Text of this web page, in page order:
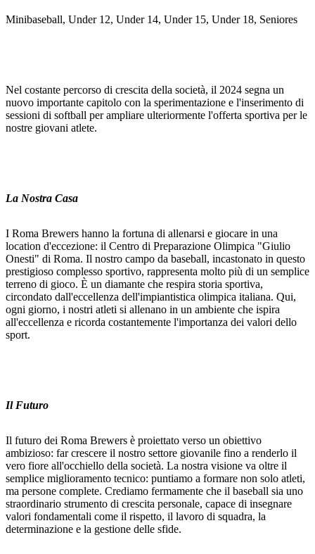
Minibaseball, Under 12, Under 14, Under 15, Under 18, Seniores
Nel costante percorso di crescita della società, il 2024 segna un
nuovo importante capitolo con la sperimentazione e l'inserimento di
sessioni di softball per ampliare ulteriormente l'offerta sportiva per le
nostre giovani atlete.
La Nostra Casa
I Roma Brewers hanno la fortuna di allenarsi e giocare in una
location d'eccezione: il Centro di Preparazione Olimpica "Giulio
Onesti" di Roma. Il nostro campo da baseball, incastonato in questo
prestigioso complesso sportivo, rappresenta molto più di un semplice
terreno di gioco. È un diamante che respira storia sportiva,
circondato dall'eccellenza dell'impiantistica olimpica italiana. Qui,
ogni giorno, i nostri atleti si allenano in un ambiente che ispira
all'eccellenza e ricorda costantemente l'importanza dei valori dello
sport.
Il Futuro
Il futuro dei Roma Brewers è proiettato verso un obiettivo
ambizioso: far crescere il nostro settore giovanile fino a renderlo il
vero fiore all'occhiello della società. La nostra visione va oltre il
semplice miglioramento tecnico: puntiamo a formare non solo atleti,
ma persone complete. Crediamo fermamente che il baseball sia uno
straordinario strumento di crescita personale, capace di insegnare
valori fondamentali come il rispetto, il lavoro di squadra, la
determinazione e la gestione delle sfide.